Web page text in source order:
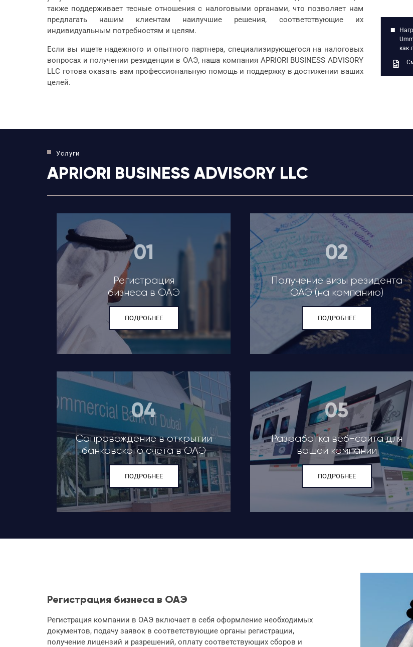
также поддерживает тесные отношения с налоговыми органами, что позволяет нам
предлагать нашим клиентам наилучшие решения, соответствующие их
индивидуальным потребностям и целям.
Если вы ищете надежного и опытного партнера, специализирующегося на налоговых
вопросах и получении резиденции в ОАЭ, наша компания APRIORI BUSINESS ADVISORY
LLC готова оказать вам профессиональную помощь и поддержку в достижении ваших
целей.
как
Услуги
APRIORI BUSINESS ADVISORY LLC
01
Регистрация
бизнеса в ОАЭ
ПОДРОБНЕЕ
02
Получение визы резидента
ОАЭ (на компанию)
ПОДРОБНЕЕ
04
Сопровождение в открытии
банковского счета в ОАЭ
ПОДРОБНЕЕ
05
Разработка веб-сайта для
вашей компании
ПОДРОБНЕЕ
Регистрация бизнеса в ОАЭ
Регистрация компании в ОАЭ включает в себя оформление необходимых
документов, подачу заявок в соответствующие органы регистрации,
получение лицензий и разрешений, оплату соответствующих сборов и